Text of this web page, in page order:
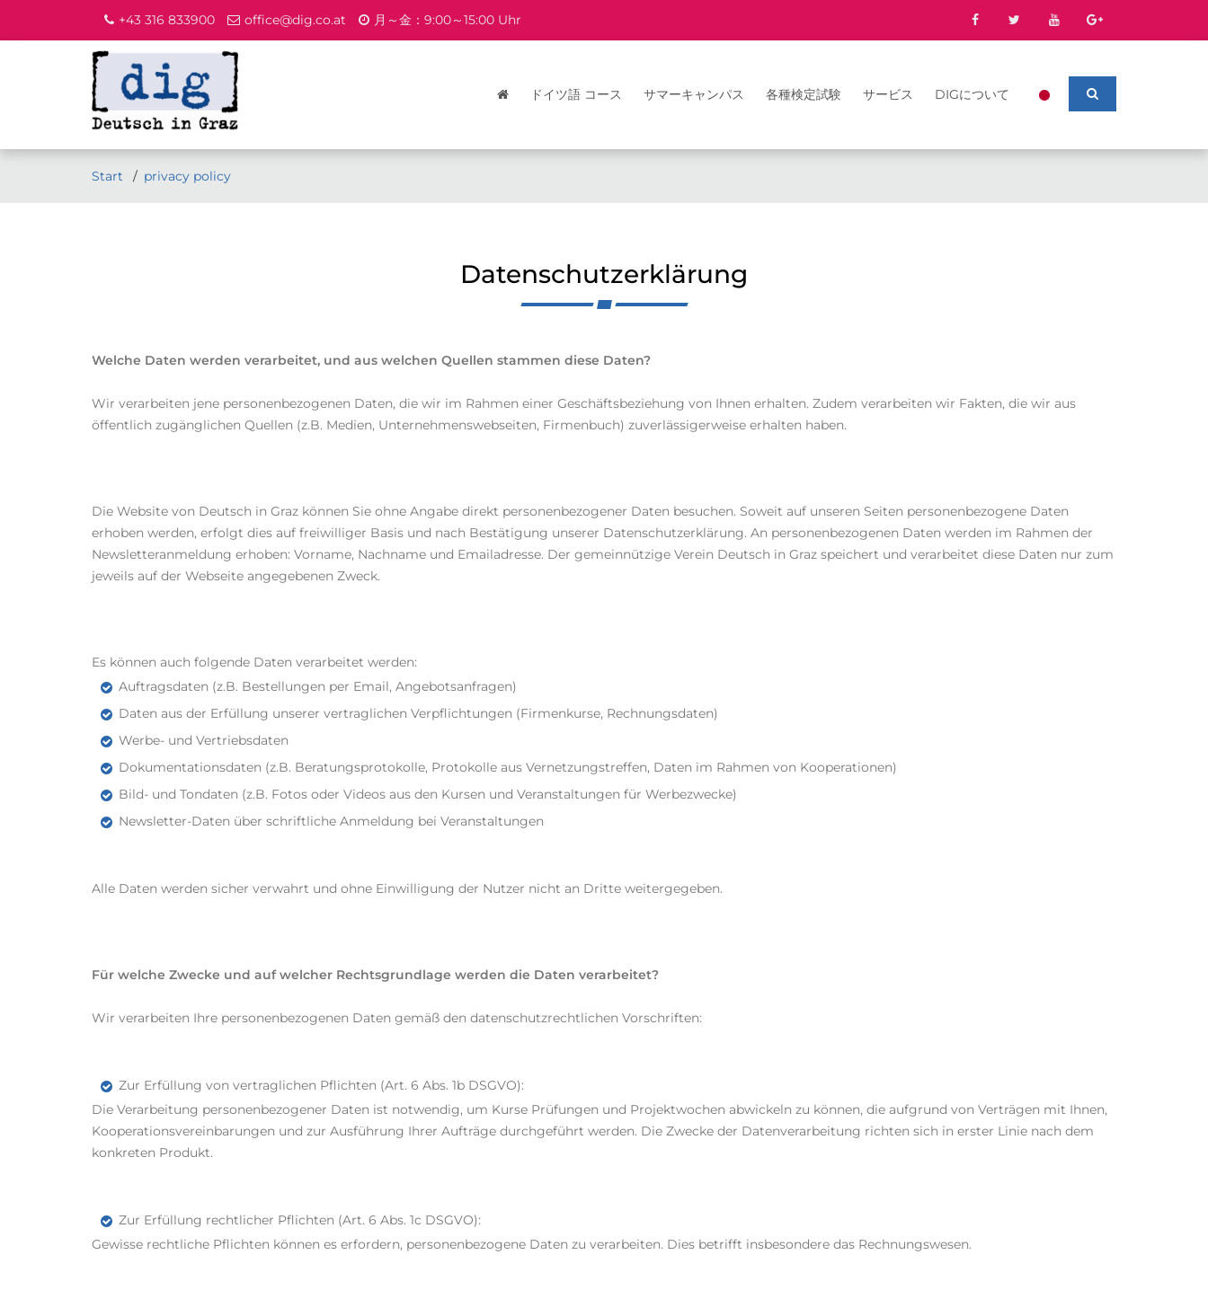
+43 316 833900 office@dig.co.at 月～金：9:00～15:00 Uhr
ドイツ語 コース サマーキャンパス 各種検定試験 サービス DIGについて
Start privacy policy
Datenschutzerklärung
Welche Daten werden verarbeitet, und aus welchen Quellen stammen diese Daten?
Wir verarbeiten jene personenbezogenen Daten, die wir im Rahmen einer Geschäftsbeziehung von Ihnen erhalten. Zudem verarbeiten wir Fakten, die wir aus
öffentlich zugänglichen Quellen (z.B. Medien, Unternehmenswebseiten, Firmenbuch) zuverlässigerweise erhalten haben.
Die Website von Deutsch in Graz können Sie ohne Angabe direkt personenbezogener Daten besuchen. Soweit auf unseren Seiten personenbezogene Daten
erhoben werden, erfolgt dies auf freiwilliger Basis und nach Bestätigung unserer Datenschutzerklärung. An personenbezogenen Daten werden im Rahmen der
Newsletteranmeldung erhoben: Vorname, Nachname und Emailadresse. Der gemeinnützige Verein Deutsch in Graz speichert und verarbeitet diese Daten nur zum
jeweils auf der Webseite angegebenen Zweck.
Es können auch folgende Daten verarbeitet werden:
Auftragsdaten (z.B. Bestellungen per Email, Angebotsanfragen)
Daten aus der Erfüllung unserer vertraglichen Verpflichtungen (Firmenkurse, Rechnungsdaten)
Werbe- und Vertriebsdaten
Dokumentationsdaten (z.B. Beratungsprotokolle, Protokolle aus Vernetzungstreffen, Daten im Rahmen von Kooperationen)
Bild- und Tondaten (z.B. Fotos oder Videos aus den Kursen und Veranstaltungen für Werbezwecke)
Newsletter-Daten über schriftliche Anmeldung bei Veranstaltungen
Alle Daten werden sicher verwahrt und ohne Einwilligung der Nutzer nicht an Dritte weitergegeben.
Für welche Zwecke und auf welcher Rechtsgrundlage werden die Daten verarbeitet?
Wir verarbeiten Ihre personenbezogenen Daten gemäß den datenschutzrechtlichen Vorschriften:
Zur Erfüllung von vertraglichen Pflichten (Art. 6 Abs. 1b DSGVO):
Die Verarbeitung personenbezogener Daten ist notwendig, um Kurse Prüfungen und Projektwochen abwickeln zu können, die aufgrund von Verträgen mit Ihnen,
Kooperationsvereinbarungen und zur Ausführung Ihrer Aufträge durchgeführt werden. Die Zwecke der Datenverarbeitung richten sich in erster Linie nach dem
konkreten Produkt.
Zur Erfüllung rechtlicher Pflichten (Art. 6 Abs. 1c DSGVO):
Gewisse rechtliche Pflichten können es erfordern, personenbezogene Daten zu verarbeiten. Dies betrifft insbesondere das Rechnungswesen.